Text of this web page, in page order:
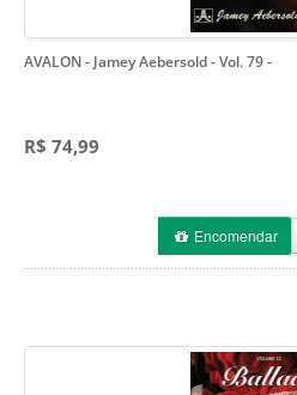
AVALON - Jamey Aebersold - Vol. 79-
R$ 74,99
Encomendar